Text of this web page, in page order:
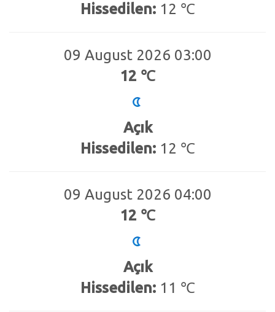
Hissedilen:12 ℃
09 August 2026 03:00
12 ℃
Açık
Hissedilen:12 ℃
09 August 2026 04:00
12 ℃
Açık
Hissedilen:11 ℃